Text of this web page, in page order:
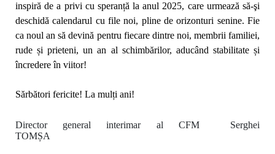
inspiră de a privi cu speranță la anul 2025, care urmează să-şi
deschidă calendarul cu file noi, pline de orizonturi senine. Fie
ca noul an sădevină pentru fiecare dintre noi, membrii familiei,
rude și prieteni,un an al schimbărilor, aducând stabilitate și
încredere în viitor!
Sărbători fericite! La mulți ani!
Director general interimar al CFM Serghei
TOMȘA